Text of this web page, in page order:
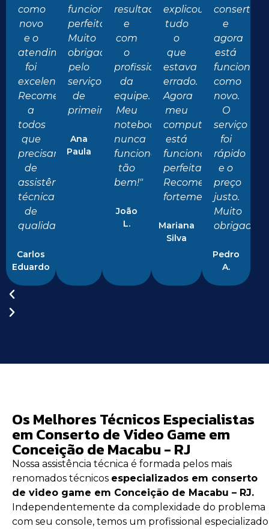
como
novo
e o
atendimento
foi
excelente.
Recomendo
a
todos
que
precisam
de
assistência
técnica
de
qualidade!"
Carlos
Eduardo
funcionando
perfeitamente.
Muito
obrigado
pelo
serviço
de
primeira!"
Ana
Paula
resultado
e
com
o
profissionalismo
da
equipe.
Meu
notebook
nunca
funcionou
tão
bem!"
João
L.
explicou
tudo
o
que
estava
errado.
Agora
meu
computador
está
funcionando
perfeitamente.
Recomendo
fortemente!"
Mariana
Silva
consertar
e
agora
está
como
novo.
O
serviço
foi
rápido
e o
preço
justo.
Muito
obrigado!"
Pedro
A.
Os Melhores Técnicos Especialistas
em Conserto de Video Game em
Conceição de Macabu - RJ
Nossa assistência técnica é formada pelos mais
renomados técnicos especializados em conserto
de video game em Conceição de Macabu – RJ.
Independentemente da complexidade do problema
com seu console, temos um profissional especializado